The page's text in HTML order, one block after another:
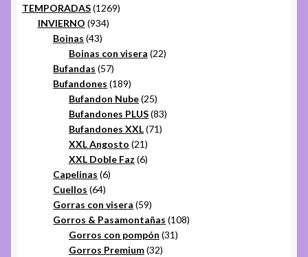
TEMPORADAS 12691269
INVIERNO 934934
Boinas 4343
productos
Boinas con visera 2222
Bufandas 5757
productos
Bufandones 189189
productos
Bufandon Nube 2525
productos
Bufandones PLUS 8383
Bufandones XXL 7171
XXL Angosto 2121
productos
XXL Doble Faz 66
Capelinas 66
Cuellos 6464
productos
Gorras con visera 5959
productos
Gorros & Pasamontañas 108108
Gorros con pompón 3131
Gorros Premium 3232